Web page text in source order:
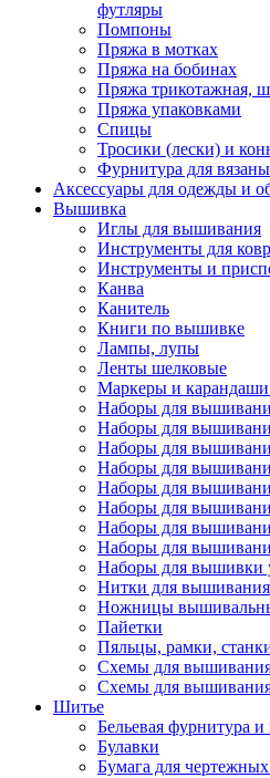
футляры
Помпоны
Пряжа в мотках
Пряжа на бобинах
Пряжа трикотажная,
Пряжа упаковками
Спицы
Тросики (лески) и
Фурнитура для
Аксессуары для одежды и
Вышивка
Иглы для вышивания
Инструменты для
Инструменты и
Канва
Канитель
Книги по вышивке
Лампы, лупы
Ленты шелковые
Маркеры и карандаши
Наборы для
Наборы для
Наборы для
Наборы для
Наборы для
Наборы для
Наборы для
Наборы для
Наборы для вышивки
Нитки для вышивания
Ножницы
Пайетки
Пяльцы, рамки,
Схемы для
Схемы для
Шитье
Бельевая фурнитура
Булавки
Бумага для